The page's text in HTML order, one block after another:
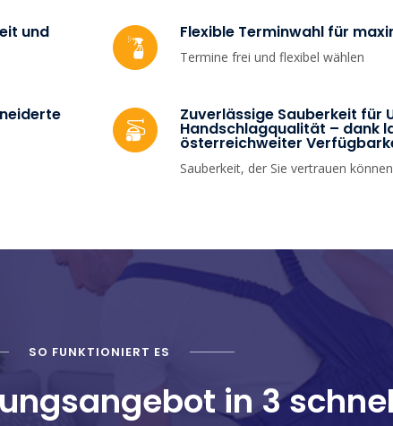
und Flexible Terminwahl für
Termine frei und flexibel wählen
Zuverlässige Sauberkeit für
Handschlagqualität – dank
österreichweiter
Sauberkeit, der Sie vertrauen können
SO FUNKTIONIERT ES
in 3